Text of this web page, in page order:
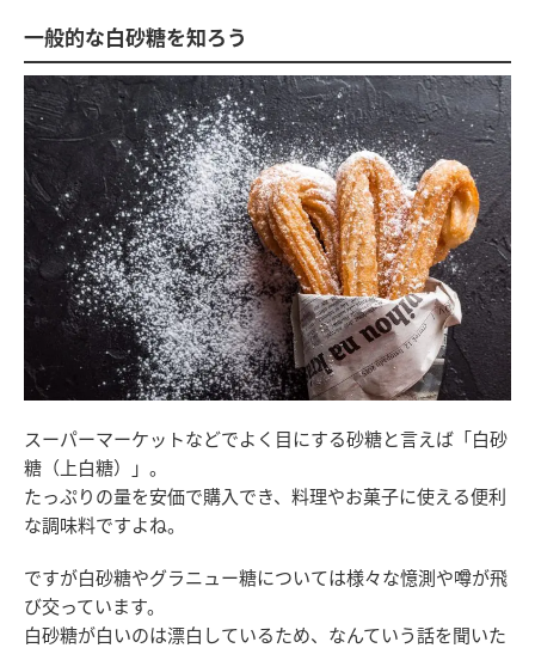
一般的な白砂糖を知ろう
スーパーマーケットなどでよく目にする砂糖と言えば「白砂
糖（上白糖）」。
たっぷりの量を安価で購入でき、料理やお菓子に使える便利
な調味料ですよね。
ですが白砂糖やグラニュー糖については様々な憶測や噂が飛
び交っています。
白砂糖が白いのは漂白しているため、なんていう話を聞いた